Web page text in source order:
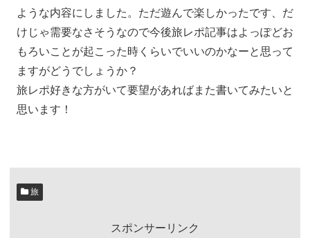
ような内容にしました。ただ遊んで楽しかったです、だ
けじゃ需要なさそうなので今後旅レポ記事はよっぽどお
もろいことが起こった時くらいでいいのかなーと思って
ますがどうでしょうか？
旅レポ好きな方がいて要望があればまた書いてみたいと
思います！
旅
スポンサーリンク